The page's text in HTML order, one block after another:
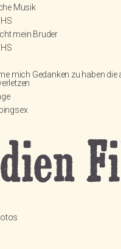
Musik
mein Bruder
mich Gedanken zu haben die